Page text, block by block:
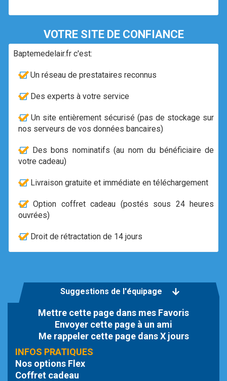
VOTRE SITE DE CONFIANCE
Baptemedelair.fr c'est:
Un réseau de prestataires reconnus
Des experts à votre service
Un site entièrement sécurisé (pas de stockage sur
nos serveurs de vos données bancaires)
Des bons nominatifs (au nom du bénéficiaire de
votre cadeau)
Livraison gratuite et immédiate en téléchargement
Option coffret cadeau (postés sous 24 heures
ouvrées)
Droit de rétractation de 14 jours
Suggestions de l'équipage
Mettre cette page dans mes Favoris
Envoyer cette page à un ami
Me rappeler cette page dans X jours
INFOS PRATIQUES
Nos options Flex
Coffret cadeau